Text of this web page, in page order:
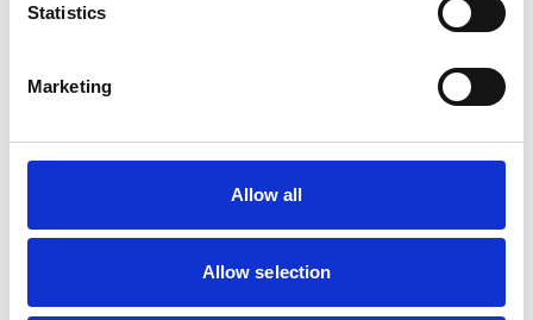
Statistics
Marketing
Allow all
Allow selection